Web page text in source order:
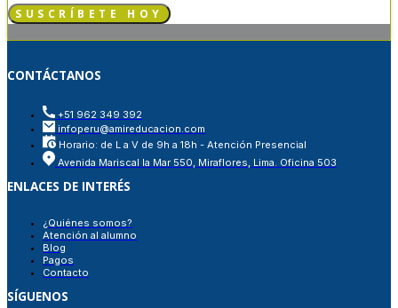
SUSCRÍBETE HOY
CONTÁCTANOS
+51 962 349 392
infoperu@amireducacion.com
Horario: de L a V de 9h a 18h - Atención Presencial
Avenida Mariscal la Mar 550, Miraflores, Lima. Oficina 503
ENLACES DE INTERÉS
¿Quiénes somos?
Atención al alumno
Blog
Pagos
Contacto
SÍGUENOS